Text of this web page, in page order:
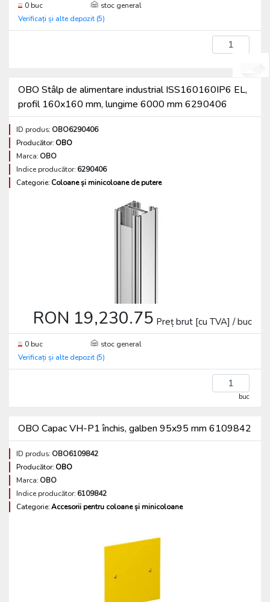
0 buc
stoc general
Verificați și alte depozit (5)
OBO Stâlp de alimentare industrial ISS160160IP6 EL,
profil 160x160 mm, lungime 6000 mm 6290406
ID produs: OBO6290406
Producător: OBO
Marca: OBO
Indice producător: 6290406
Categorie: Coloane și minicoloane de putere
RON 19,230.75 Preț brut [cu TVA] / buc
0 buc
stoc general
Verificați și alte depozit (5)
buc
OBO Capac VH-P1 închis, galben 95x95 mm 6109842
ID produs: OBO6109842
Producător: OBO
Marca: OBO
Indice producător: 6109842
Categorie:Accesorii pentru coloane și minicoloane